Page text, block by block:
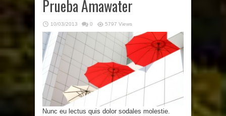
Prueba Amawater
10/03/2013 0 5797 Views
Nunc eu lectus quis dolor sodales molestie.